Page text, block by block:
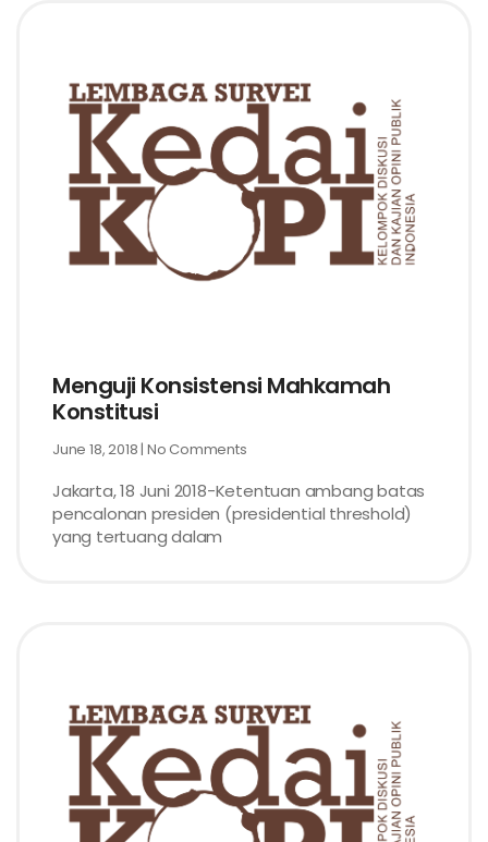
Menguji Konsistensi Mahkamah
Konstitusi
June 18, 2018 No Comments
Jakarta, 18 Juni 2018-Ketentuan ambang batas
pencalonan presiden (presidential threshold)
yang tertuang dalam